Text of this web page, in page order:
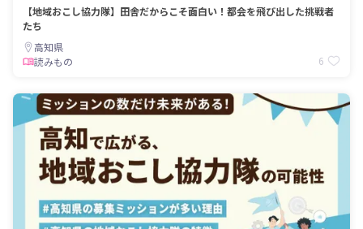
【地域おこし協力隊】田舎だからこそ面白い！都会を飛び出した挑戦者
たち
高知県
読みもの
6